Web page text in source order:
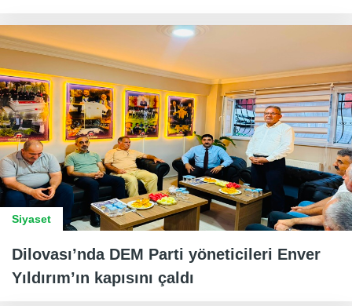
Siyaset
Dilovası’nda DEM Parti yöneticileri Enver
Yıldırım’ın kapısını çaldı